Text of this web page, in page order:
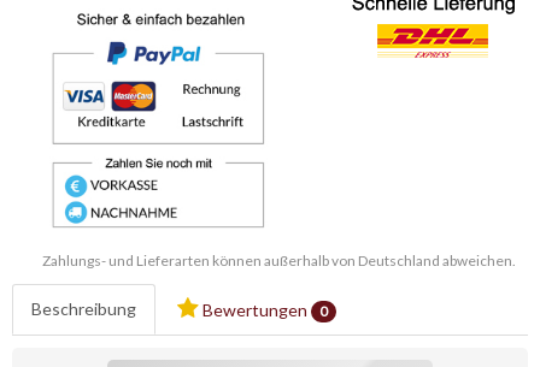
Zahlungs- und Lieferarten können außerhalb von Deutschland abweichen.
Beschreibung Bewertungen 0